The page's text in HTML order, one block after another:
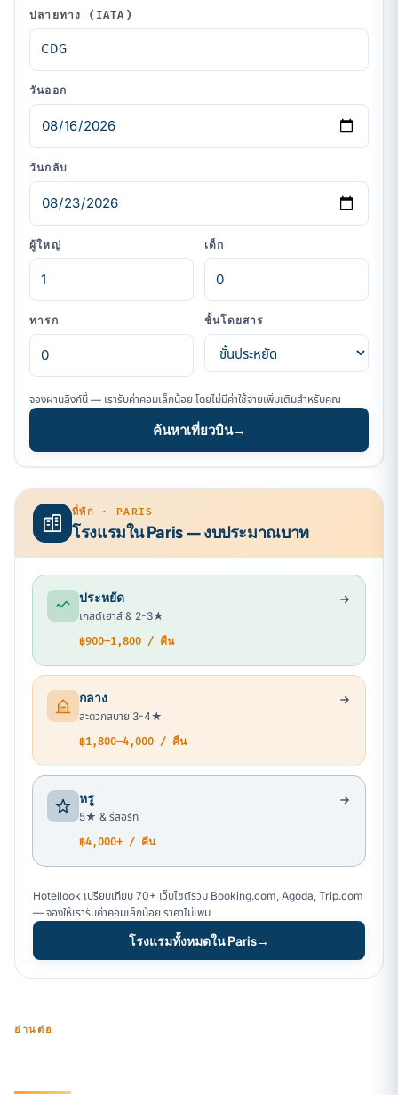
ปลายทาง (IATA)
วันออก
วันกลับ
ผู้ใหญ่ เด็ก
ทารก ชั้นโดยสาร
จองผ่านลิงก์นี้ — เรารับค่าคอมเล็กน้อย โดยไม่มีค่าใช้จ่ายเพิ่มเติมสำหรับคุณ
ค้นหาเที่ยวบิน→
ที่พัก · PARIS
โรงแรมใน Paris — งบประมาณบาท
ประหยัด
เกสต์เฮาส์ & 2-3★
฿900–1,800 / คืน
กลาง
สะดวกสบาย 3-4★
฿1,800–4,000 / คืน
หรู
5★ & รีสอร์ท
฿4,000+ / คืน
Hotellook เปรียบเทียบ 70+ เว็บไซต์รวม Booking.com, Agoda, Trip.com
— จองให้เรารับค่าคอมเล็กน้อย ราคาไม่เพิ่ม
โรงแรมทั้งหมดใน Paris→
อ่านต่อ